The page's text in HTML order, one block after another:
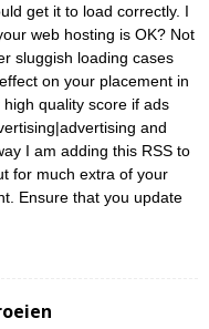
get it to load correctly. I
web hosting is OK? Not
sluggish loading cases
on your placement in
quality score if ads
and
I am adding this RSS to
for much extra of your
Ensure that you update